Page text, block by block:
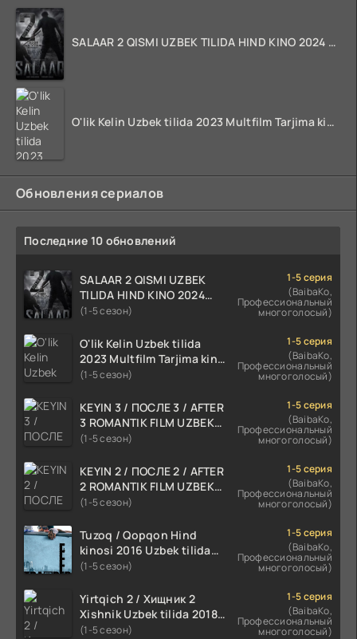
SALAAR 2 QISMI UZBEK TILIDA HIND KINO 2024 TARJIMA 720p HD Skachat
O'lik Kelin Uzbek tilida 2023 Multfilm Tarjima kino skachat
Обновления сериалов
Последние 10 обновлений
SALAAR 2 QISMI UZBEK
TILIDA HIND KINO 2024
TARJIMA 720p HD Skachat
(1-5 сезон)
1-5 серия
(BaibaKo,
Профессиональный
многоголосый)
O'lik Kelin Uzbek tilida
2023 Multfilm Tarjima kino
skachat
(1-5 сезон)
1-5 серия
(BaibaKo,
Профессиональный
многоголосый)
KEYIN 3 / ПОСЛЕ 3 / AFTER
3 ROMANTIK FILM UZBEK
TILIDA 2021 TARJIMA FILM
(1-5 сезон)
1-5 серия
(BaibaKo,
Профессиональный
многоголосый)
KEYIN 2 / ПОСЛЕ 2 / AFTER
2 ROMANTIK FILM UZBEK
TILIDA 2020 TARJIMA FILM
(1-5 сезон)
1-5 серия
(BaibaKo,
Профессиональный
многоголосый)
Tuzoq / Qopqon Hind
kinosi 2016 Uzbek tilida
tarjima film HD
(1-5 сезон)
1-5 серия
(BaibaKo,
Профессиональный
многоголосый)
Yirtqich 2 / Хищник 2
Xishnik Uzbek tilida 2018-
2024 O'zbekcha tarjima
(1-5 сезон)
1-5 серия
(BaibaKo,
Профессиональный
многоголосый)